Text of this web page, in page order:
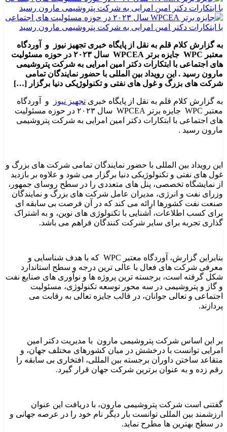
به گزارش کلام قلم به نقل از پایگاه خبری تجهیز نیوز و آوردگاه
معتبر WPC جایزه برتر WPCEA سال ۲۰۲۳ در حوزه مسئولیت
های اجتماعی با ابتکارات دکتر امین امرایی به شرکت پتروشیمی
مارون رسید . این رویداد بین المللی با حضور نمایندگان تمامی
شرکت های بزرگ و غول های نفتی و تکنولوژیکی دنیا برگزار […]
به گزارش کلام قلم به نقل از پایگاه خبری تجهیز نیوز
و آوردگاه
معتبر WPC جایزه برتر WPCEA سال ۲۰۲۳ در حوزه مسئولیت
های اجتماعی با ابتکارات دکتر امین امرایی به شرکت پتروشیمی
مارون رسید .
این رویداد بین المللی با حضور نمایندگان تمامی شرکت های بزرگ و
غول های نفتی و تکنولوژیکی دنیا برگزار می شود و علاوه بر بازدید
از نمایشگاه تخصصی، پنل های متعددی را در سطح روسای جمهور،
وزرای نفت و انرژی، مدیران عامل شرکت های بزرگ و نمایندگان
صنعت نفت کشورها ارائه می کند که در آن فرصت بی سابقه ای
برای کسب اطلاعات، آشنایی با تکنولوژی های نوین، و به اشتراک
گذاری تجربه برای سایر شرکت کنندگان فراهم می باشد.
بنابراین گزارش، آوردگاه معتبر WPC که با هدف شناسایی و
معرفی شرکت های فعال با عالی ترین درجه و سطح استاندارد
شکل گرفته است، برجسته ترین پروژه ها و نوآوری های صنایع نفت
و گاز و پتروشیمی در سه محور توسعه تکنولوژی، مسئولیت
اجتماعی و تعالی جوانان، در قالب جایزه تعالی به رقابت می
پردازند.
بر این اساس شرکت پتروشیمی مارون با مدیریت دکتر امین
امرایی توانست با درخشش در میان کشورهای مختلف جهان، و
متقاعد ساختن داوران برجسته بین المللی، افتخاری بی سابقه را
رقم زده و به عنوان برترین شرکت جهان قرار گیرد.
گفتنی است شرکت پتروشیمی مارون، با دریافت این عنوان
ارزشمند بین المللی توانست بار دیگر نام خود را در عرصه جهانی و
در سطح بهترین ها مطرح نماید.